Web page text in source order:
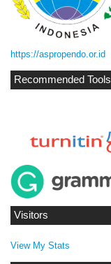
https://aspropendo.or.id
Recommended Tools
Visitors
View My Stats